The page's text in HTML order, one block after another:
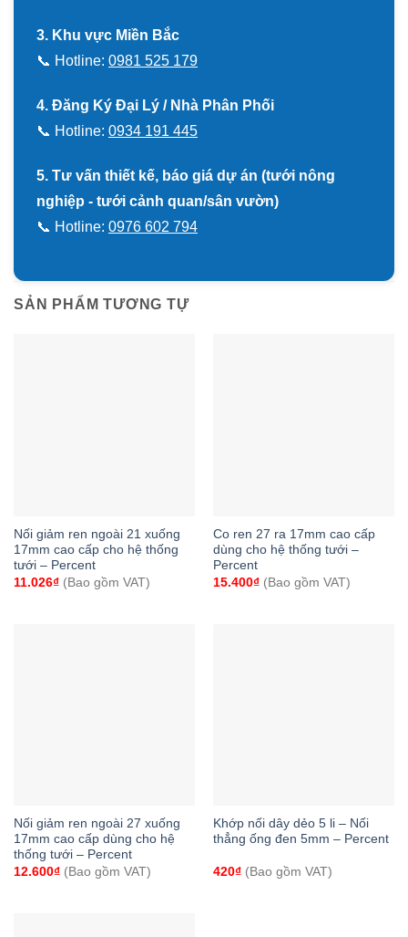
3. Khu vực Miền Bắc
📞 Hotline: 0981 525 179
4. Đăng Ký Đại Lý / Nhà Phân Phối
📞 Hotline: 0934 191 445
5. Tư vấn thiết kế, báo giá dự án (tưới nông
nghiệp - tưới cảnh quan/sân vườn)
📞 Hotline: 0976 602 794
SẢN PHẨM TƯƠNG TỰ
Nối giảm ren ngoài 21 xuống
17mm cao cấp cho hệ thống
tưới – Percent
11.026₫(Bao gồm VAT)
Co ren 27 ra 17mm cao cấp
dùng cho hệ thống tưới –
Percent
15.400₫(Bao gồm VAT)
Nối giảm ren ngoài 27 xuống
17mm cao cấp dùng cho hệ
thống tưới – Percent
12.600₫(Bao gồm VAT)
Khớp nối dây dẻo 5 li – Nối
thẳng ống đen 5mm – Percent
420₫(Bao gồm VAT)